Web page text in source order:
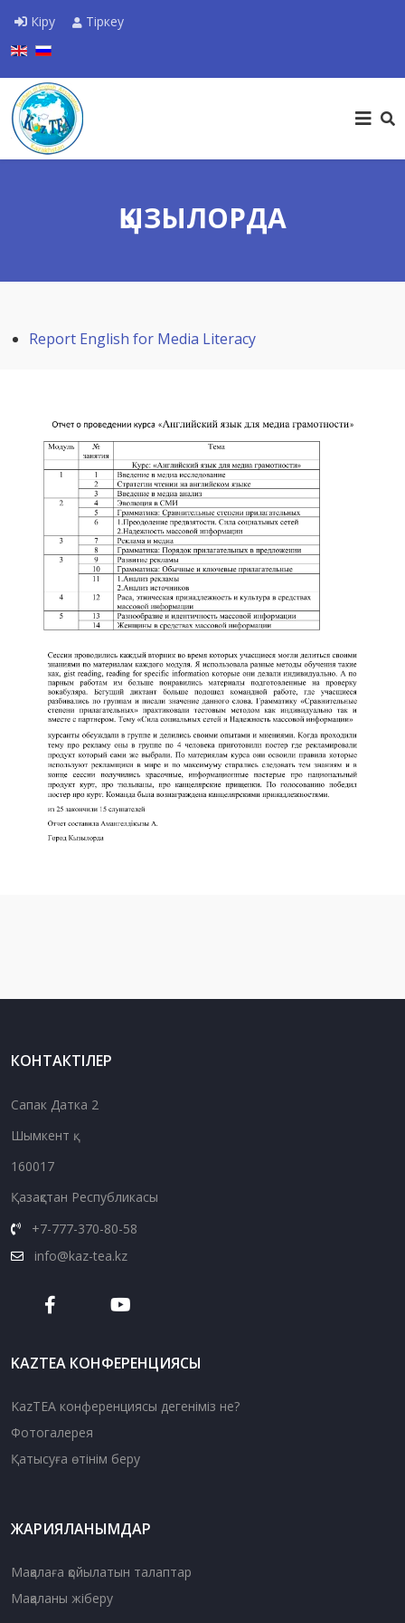
Кіру Тіркеу
ҚЫЗЫЛОРДА
Report English for Media Literacy
КОНТАКТІЛЕР
Сапак Датка 2
Шымкент қ.
160017
Қазақстан Республикасы
+7-777-370-80-58
info@kaz-tea.kz
KAZTEA КОНФЕРЕНЦИЯСЫ
KazTEA конференциясы дегеніміз не?
Фотогалерея
Қатысуға өтінім беру
ЖАРИЯЛАНЫМДАР
Мақалаға қойылатын талаптар
Мақаланы жіберу